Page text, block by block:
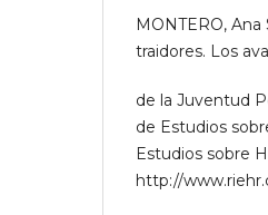
MONTERO,
traidores. Los
de la Juventud
de Estudios
Estudios sobre
http://